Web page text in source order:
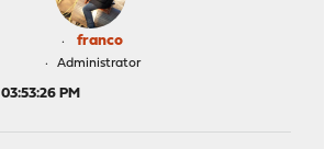
franco
Administrator
PM